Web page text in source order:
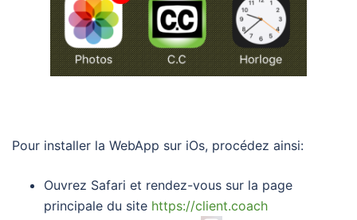
Pour installer la WebApp sur iOs, procédez ainsi:
Ouvrez Safari et rendez-vous sur la page
principale du site https://client.coach